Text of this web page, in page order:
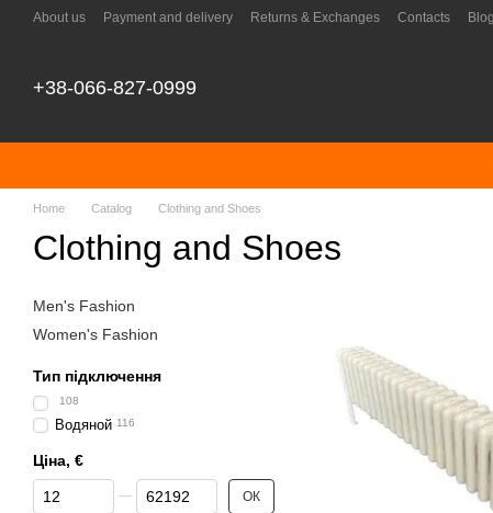
Skip to main content
About us Payment and delivery Returns & Exchanges Contacts Blog
+38-066-827-0999
Home Catalog Clothing and Shoes
Clothing and Shoes
Men's Fashion
Women's Fashion
Тип підключення
108
Водяной 116
Ціна, €
From Ціна, €
To Ціна, € ОК